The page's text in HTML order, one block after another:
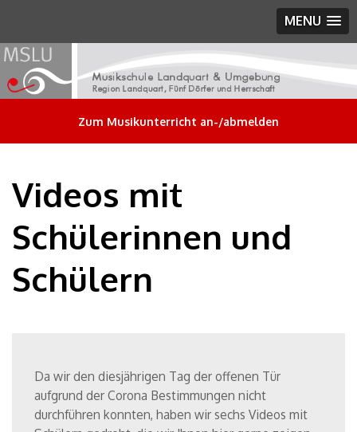
MENU
Zum Musikunterricht an-/abmelden
Videos mit
Schülerinnen und
Schülern
Da wir den diesjährigen Tag der offenen Tür
aufgrund der Corona Bestimmungen nicht
durchführen konnten, haben wir sechs Videos mit